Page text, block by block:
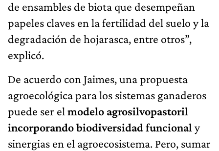
de ensambles de biota que desempeñan
papeles claves en la fertilidad del suelo y la
degradación de hojarasca, entre otros”,
explicó.
De acuerdo con Jaimes, una propuesta
agroecológica para los sistemas ganaderos
puede ser el modelo agrosilvopastoril
incorporando biodiversidad funcional y
sinergias en el agroecosistema. Pero, sumar